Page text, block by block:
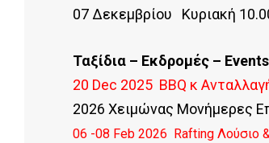
07 Δεκεμβρίου Κυριακή
Ταξίδια – Εκδρομές – Events
20 Dec 2025 BBQ κ
2026 Χειμώνας Μονήμερες
06 -08 Feb 2026 Rafting Λούσιο